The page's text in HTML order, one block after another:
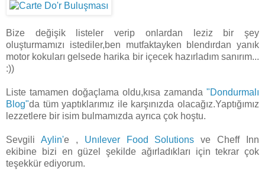
Bize değişik listeler verip onlardan leziz bir şey
oluşturmamızı istediler,ben mutfaktayken blendırdan yanık
motor kokuları gelsede harika bir içecek hazırladım sanırım...
:))
Liste tamamen doğaçlama oldu,kısa zamanda "Dondurmalı
Blog"da tüm yaptıklarımız ile karşınızda olacağız.Yaptığımız
lezzetlere bir isim bulmamızda ayrıca çok hoştu.
Sevgili Aylin'e , Unılever Food Solutions ve Cheff Inn
ekibine bizi en güzel şekilde ağırladıkları için tekrar çok
teşekkür ediyorum.